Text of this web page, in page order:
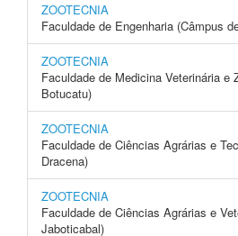
ZOOTECNIA
Faculdade de Engenharia (Câmpus
ZOOTECNIA
Faculdade de Medicina Veterinária e
Botucatu)
ZOOTECNIA
Faculdade de Ciências Agrárias e
Dracena)
ZOOTECNIA
Faculdade de Ciências Agrárias e
Jaboticabal)